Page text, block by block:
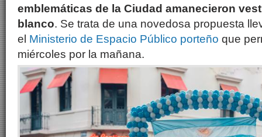
emblemáticas de la Ciudad amanecieron
blanco. Se trata de una novedosa propuesta
el Ministerio de Espacio Público porteño que
miércoles por la mañana.